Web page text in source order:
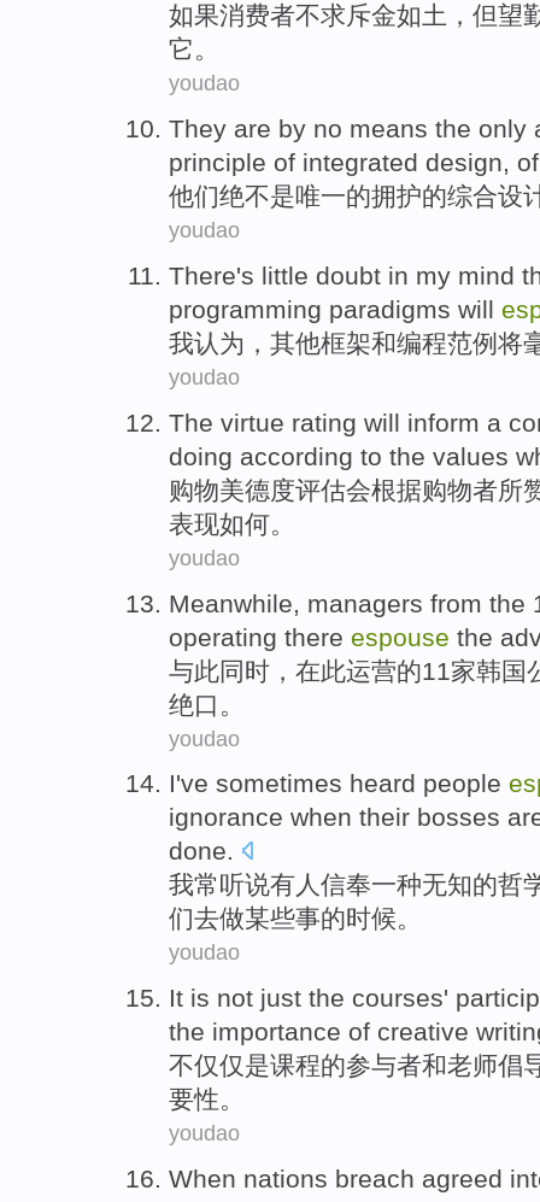
如果消费者不求斥金如土，但望
它。
youdao
They are by no means the only
principle of integrated design,
他们绝不是唯一的拥护的综合设
youdao
There's little doubt in my mind
programming paradigms will
我认为 ， 其他框架和编程范例 将
youdao
The virtue rating will inform a
doing according to the values
购物美德度评估会根据购物者所
表现如何。
youdao
Meanwhile managers from the
operating there espouse the
与此同时 ， 在此运营的11 家韩国
绝口。
youdao
I've sometimes heard people
ignorance when their bosses
done.
我常听说有人 信奉一种无知的哲
们去做某些事的时候。
youdao
It is not just the courses'
the importance of creative
不仅仅是课程的参与者和老师倡
要性。
youdao
When nations breach agreed